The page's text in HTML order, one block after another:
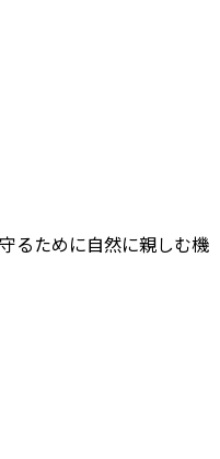
るために自然に親しむ機